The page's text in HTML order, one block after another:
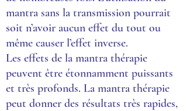
mantra sans la transmission pourrait
soit n’avoir aucun effet du tout ou
même causer l’effet inverse.
Les effets de la mantra thérapie
peuvent être étonnamment puissants
et très profonds. La mantra thérapie
peut donner des résultats très rapides,